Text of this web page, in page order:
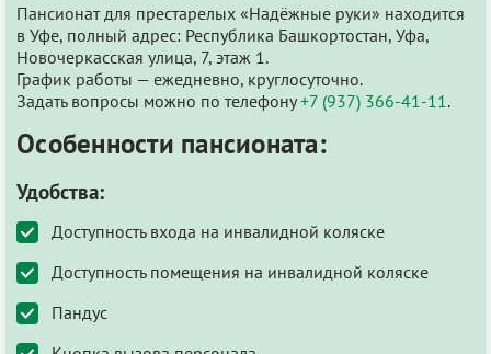
Пансионат для престарелых «Надёжные руки» находится
в Уфе, полный адрес: Республика Башкортостан, Уфа,
Новочеркасская улица, 7, этаж 1.
График работы — ежедневно, круглосуточно.
Задать вопросы можно по телефону+7 (937) 366-41-11 .
Особенности пансионата:
Удобства:
Доступность входа на инвалидной коляске
Доступность помещения на инвалидной коляске
Пандус